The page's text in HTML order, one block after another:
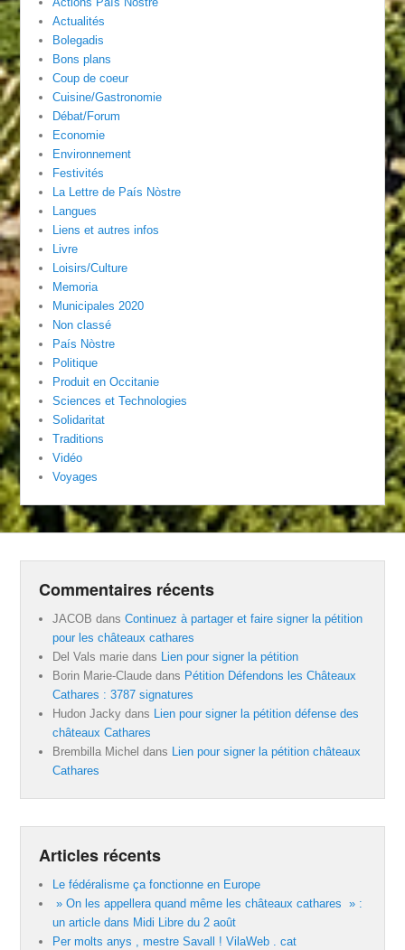
Actualités
Bolegadis
Bons plans
Coup de coeur
Cuisine/Gastronomie
Débat/Forum
Economie
Environnement
Festivités
La Lettre de País Nòstre
Langues
Liens et autres infos
Livre
Loisirs/Culture
Memoria
Municipales 2020
Non classé
País Nòstre
Politique
Produit en Occitanie
Sciences et Technologies
Solidaritat
Traditions
Vidéo
Voyages
Commentaires récents
JACOB dansContinuez à partager et faire signer la pétition
pour les châteaux cathares
Del Vals marie dans Lien pour signer la pétition
Borin Marie-Claude dans Pétition Défendons les Châteaux
Cathares : 3787 signatures
Hudon Jacky dans Lien pour signer la pétition défense des
châteaux Cathares
Brembilla Michel dans Lien pour signer la pétition châteaux
Cathares
Articles récents
Le fédéralisme ça fonctionne en Europe
» On les appellera quand même les châteaux cathares » :
un article dans Midi Libre du 2 août
Per molts anys , mestre Savall ! VilaWeb . cat